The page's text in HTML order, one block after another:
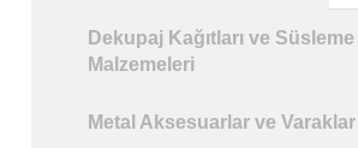
Dekupaj Kağıtları ve Süsleme
Malzemeleri
Metal Aksesuarlar ve Varaklar